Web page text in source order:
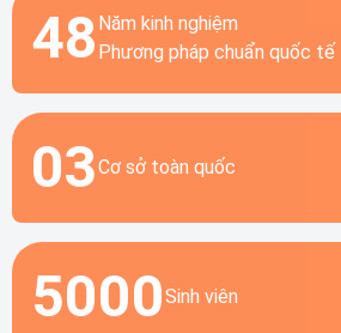
48 Năm kinh nghiệm
Phương pháp chuẩn quốc tế
03Cơ sở toàn quốc
5000Sinh viên